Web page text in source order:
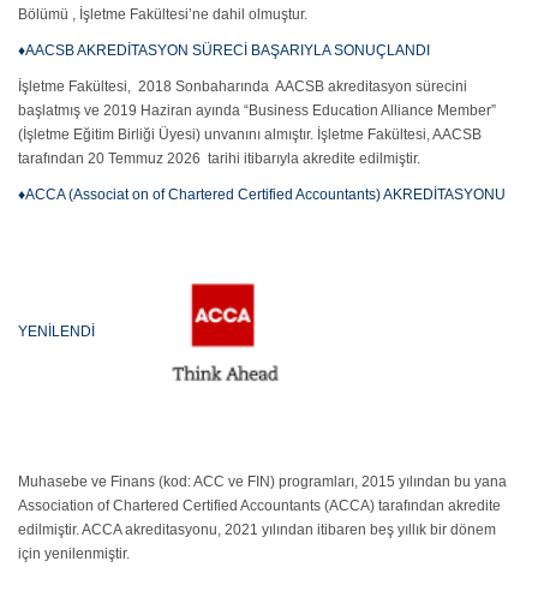
Bölümü , İşletme Fakültesi’ne dahil olmuştur.
♦AACSB AKREDİTASYON SÜRECİ BAŞARIYLA SONUÇLANDI
İşletme Fakültesi, 2018 Sonbaharında AACSB akreditasyon sürecini
başlatmış ve 2019 Haziran ayında “Business Education Alliance Member”
(İşletme Eğitim Birliği Üyesi) unvanını almıştır. İşletme Fakültesi, AACSB
tarafından 20 Temmuz 2026 tarihi itibarıyla akredite edilmiştir.
♦ACCA (Associat on of Chartered Certified Accountants) AKREDİTASYONU
YENİLENDİ
Muhasebe ve Finans (kod: ACC ve FIN) programları, 2015 yılından bu yana
Association of Chartered Certified Accountants (ACCA) tarafından akredite
edilmiştir. ACCA akreditasyonu, 2021 yılından itibaren beş yıllık bir dönem
için yenilenmiştir.